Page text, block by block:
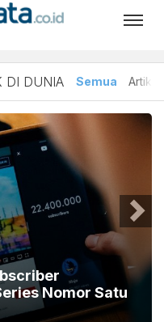
DI DUNIA Semua Artikel
Nomor Satu